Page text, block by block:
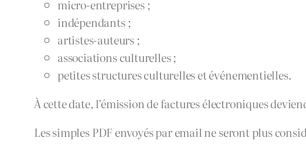
micro-entreprises ;
indépendants ;
artistes-auteurs ;
associations culturelles ;
petites structures culturelles et événementielles.
À cette date, l’émission de factures électroniques
Les simples PDF envoyés par email ne seront plus